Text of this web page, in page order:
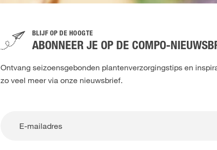
BLIJF OP DE HOOGTE
ABONNEER JE OP DE COMPO-
Ontvang seizoensgebonden plantenverzorgingstips en
zo veel meer via onze nieuwsbrief.